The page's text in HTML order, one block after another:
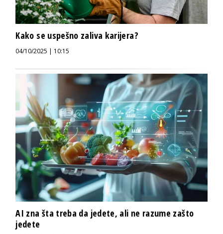
Kako se uspešno zaliva karijera?
04/10/2025 | 10:15
AI zna šta treba da jedete, ali ne razume zašto
jedete